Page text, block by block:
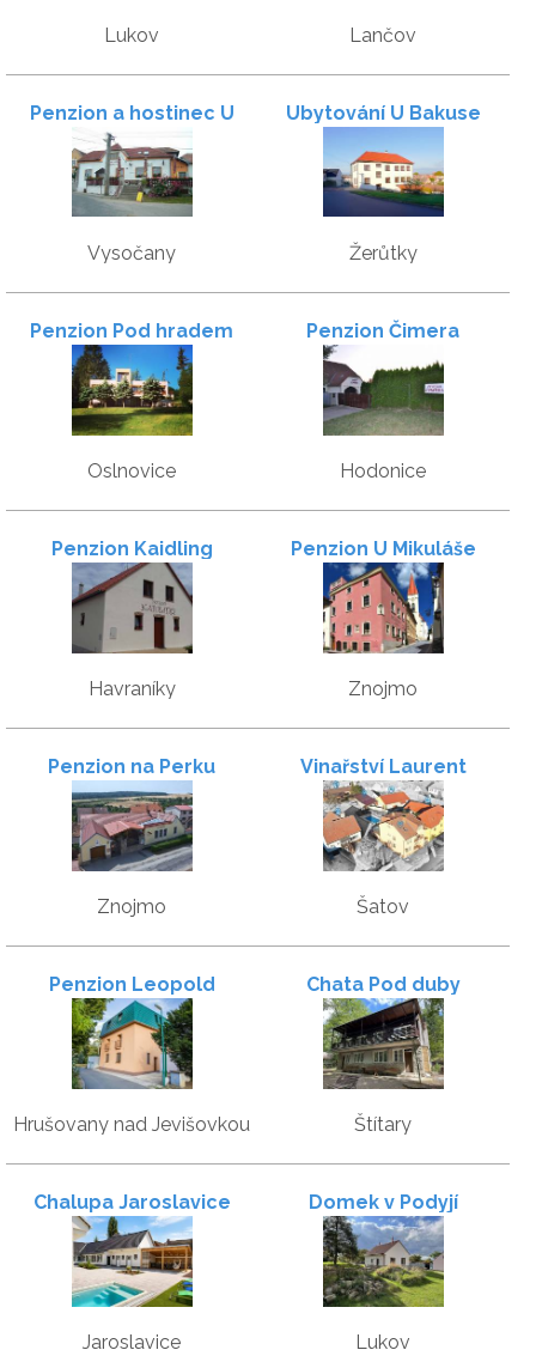
Lukov Lančov
Penzion a hostinec U
Kapličky
Vysočany
Ubytování U Bakuse
Žerůtky
Penzion Pod hradem
Cornštejn
Oslnovice
Penzion Čimera
Hodonice
Penzion Kaidling
Havraníky
Penzion U Mikuláše
Znojmo
Penzion na Perku
Znojmo
Vinařství Laurent
Šatov
Penzion Leopold
Hrušovany nad Jevišovkou
Chata Pod duby
Štítary
Chalupa Jaroslavice
Jaroslavice
Domek v Podyjí
Lukov